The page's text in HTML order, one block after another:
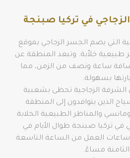
في تركيا صبنجة
التي يضم الجسر الزجاجي بموقع
طبيعية خلاّبة. وتبعد المنطقة عن
ساعة ونصف من الزمن، مما
بسهولة.
الشرفة الزجاجية تحظى بشعبية
الذين يتوافدون إلى المنطقة
والمناظر الطبيعية الخلابة.
في تركيا صبنجة طوال الأيام في
ساعات العمل من الساعة التاسعة
مساءً.